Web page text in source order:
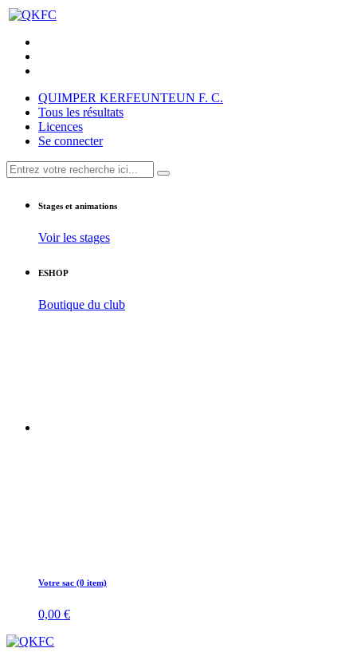
QUIMPER KERFEUNTEUN F. C.
Tous les résultats
Licences
Se connecter
Stages et animations
Voir les stages
ESHOP
Boutique du club
Votre sac (0 item)
0,00 €